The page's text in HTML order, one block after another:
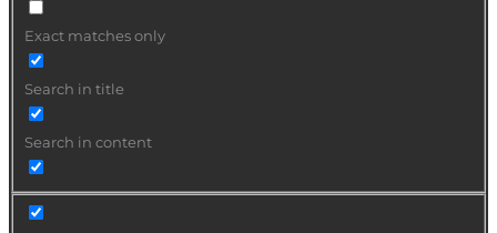
Exact matches only
Search in title
Search in content